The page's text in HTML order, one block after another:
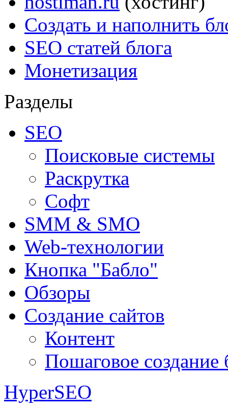
Создать и наполнить
SEO статей блога
Монетизация
Разделы
SEO
Поисковые системы
Раскрутка
Софт
SMM & SMO
Web-технологии
Кнопка "Бабло"
Обзоры
Создание сайтов
Контент
Пошаговое создание
HyperSEO